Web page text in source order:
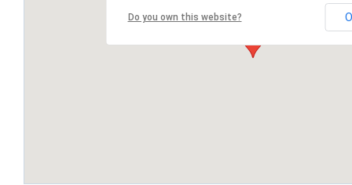
Do you own this website?